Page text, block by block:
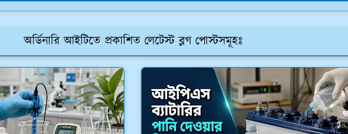
অর্ডিনারি আইটিতে প্রকাশিত লেটেস্ট ব্লগ পোস্টসমূহঃ